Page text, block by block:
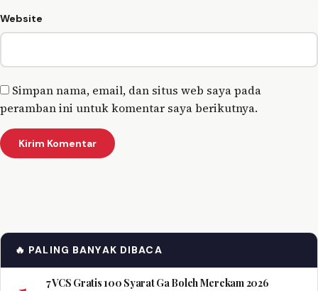
Website
Simpan nama, email, dan situs web saya pada
peramban ini untuk komentar saya berikutnya.
🔥 PALING BANYAK DIBACA
7 VCS Gratis 100 Syarat Ga Boleh Merekam 2026